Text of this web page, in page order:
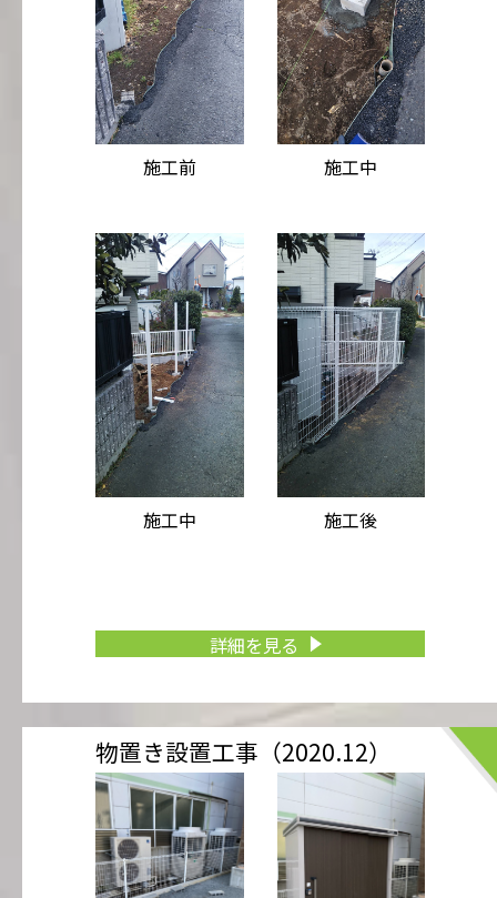
施工前 施工中
施工中 施工後
詳細を見る
物置き設置工事（2020.12）